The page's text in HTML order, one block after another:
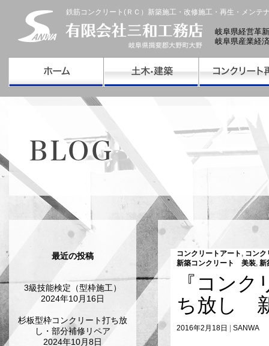
鉄筋コンクリート(ＲＣ）新築施工・改修施工・再生・メンテ
岐阜県経営革
岐阜県産業経
最近の投稿
3級技能検定（型枠施工）
2024年10月16日
杉板型枠コンクリート打ち放
し・部分補修リペア
2024年10月8日
コンクリートアート , コンク
新築コンクリート 美装, 新
『コン
ち放し
2016年2月18日 SANWA